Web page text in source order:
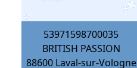
53971598700035
BRITISH PASSION
88600 Laval-sur-Vologne